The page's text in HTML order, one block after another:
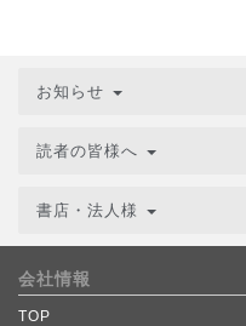
お知らせ
読者の皆様へ
書店・法人様
会社情報
TOP